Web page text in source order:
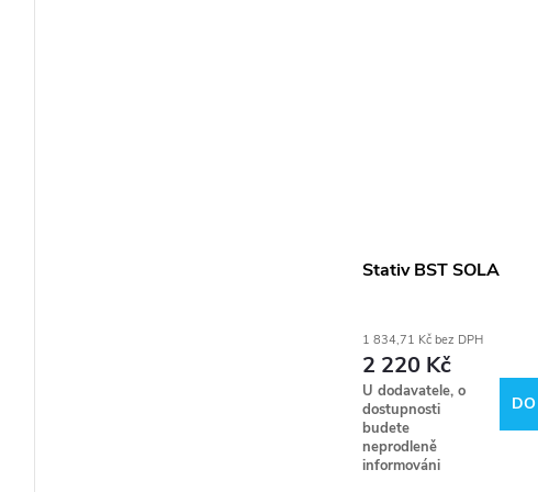
Stativ BST SOLA
1 834,71 Kč bez DPH
2 220 Kč
U dodavatele, o
dostupnosti
budete
neprodleně
informováni